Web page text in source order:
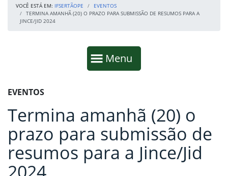
VOCÊ ESTÁ EM: IFSERTÃOPE
EVENTOS
TERMINA AMANHÃ (20) O PRAZO PARA SUBMISSÃO DE RESUMOS PARA A
JINCE/JID 2024
Mostrar
Menu
Fim da navegação
Início do conteúdo
EVENTOS
Termina amanhã (20) o
prazo para submissão de
resumos para a Jince/Jid